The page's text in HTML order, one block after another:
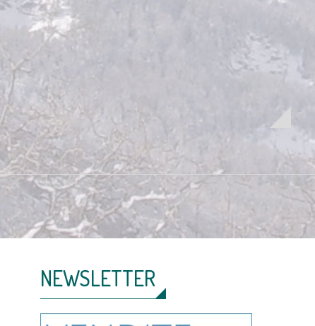
NEWSLETTER